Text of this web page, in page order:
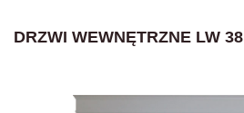
DRZWI WEWNĘTRZNE LW 38